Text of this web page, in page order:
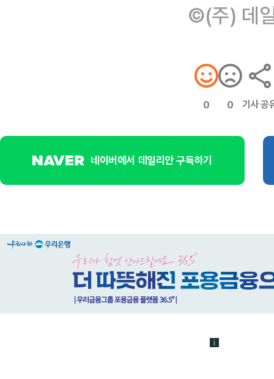
©(주) 데
0 0 기사 공
네이버에서 데일리안 구독하기